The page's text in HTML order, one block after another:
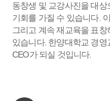
동창생 및 교강사진을 대
기회를 가질 수 있습니다.
그리고 계속 재교육을 표창
있습니다. 한양대학교 경
CEO가 되실 것입니다.